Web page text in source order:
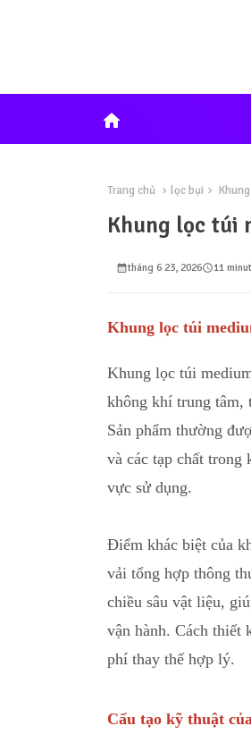
home
Trang chủ lọc bụi
Khung lọc túi
tháng 6 23, 2026 11
Khung lọc túi
Khung lọc túi
không khí trung tâm,
Sản phẩm thường
và các tạp chất
vực sử dụng.
Điểm khác biệt của
vải tổng hợp thông
chiều sâu vật liệu,
vận hành. Cách thiết
phí thay thế hợp lý.
Cấu tạo kỹ thuật